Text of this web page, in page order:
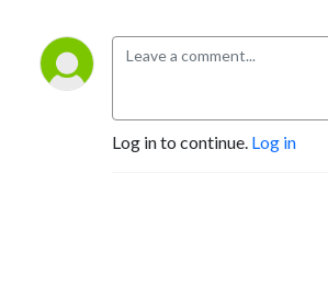
Log in to continue. Log in